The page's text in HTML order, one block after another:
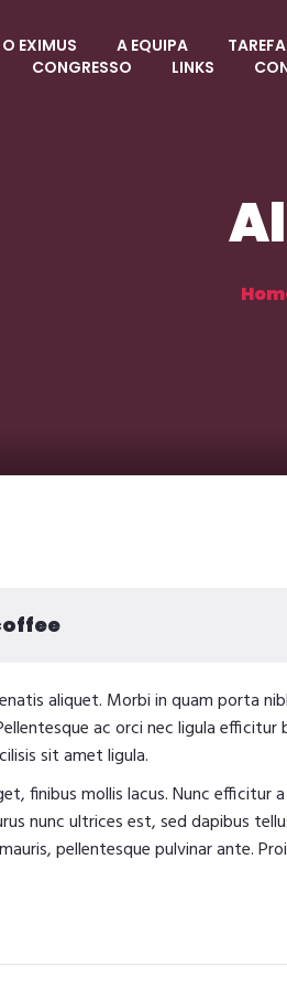
O EXIMUS A EQUIPA
CONGRESSO LINKS
aliquet. Morbi in quam porta
ac orci nec ligula
sit amet ligula.
finibus mollis lacus. Nunc
nunc ultrices est, sed dapibus
pellentesque pulvinar ante.